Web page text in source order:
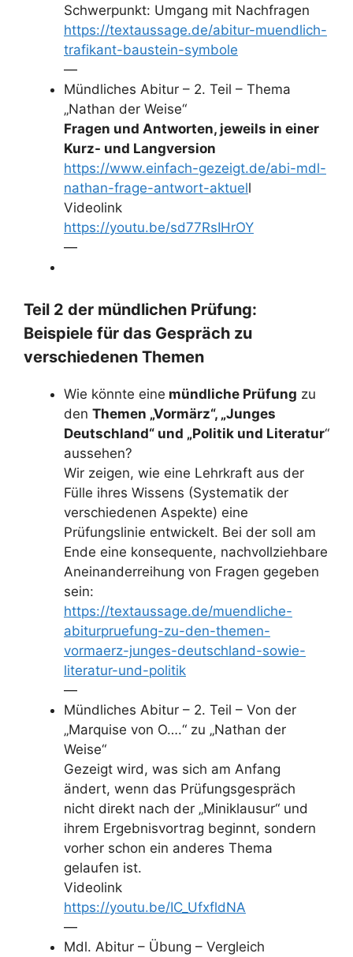
Schwerpunkt: Umgang mit Nachfragen
https://textaussage.de/abitur-muendlich-
trafikant-baustein-symbole
—
Mündliches Abitur – 2. Teil – Thema
„Nathan der Weise“
Fragen und Antworten, jeweils in einer
Kurz- und Langversion
https://www.einfach-gezeigt.de/abi-mdl-
nathan-frage-antwort-aktuell
Videolink
https://youtu.be/sd77RsIHrOY
—
Teil 2 der mündlichen Prüfung:
Beispiele für das Gespräch zu
verschiedenen Themen
Wie könnte eine mündliche Prüfung zu
den Themen „Vormärz“, „Junges
Deutschland“ und „Politik und Literatur“
aussehen?
Wir zeigen, wie eine Lehrkraft aus der
Fülle ihres Wissens (Systematik der
verschiedenen Aspekte) eine
Prüfungslinie entwickelt. Bei der soll am
Ende eine konsequente, nachvollziehbare
Aneinanderreihung von Fragen gegeben
sein:
https://textaussage.de/muendliche-
abiturpruefung-zu-den-themen-
vormaerz-junges-deutschland-sowie-
literatur-und-politik
—
Mündliches Abitur – 2. Teil – Von der
„Marquise von O….“ zu „Nathan der
Weise“
Gezeigt wird, was sich am Anfang
ändert, wenn das Prüfungsgespräch
nicht direkt nach der „Miniklausur“ und
ihrem Ergebnisvortrag beginnt, sondern
vorher schon ein anderes Thema
gelaufen ist.
Videolink
https://youtu.be/IC_UfxfldNA
—
Mdl. Abitur – Übung – Vergleich